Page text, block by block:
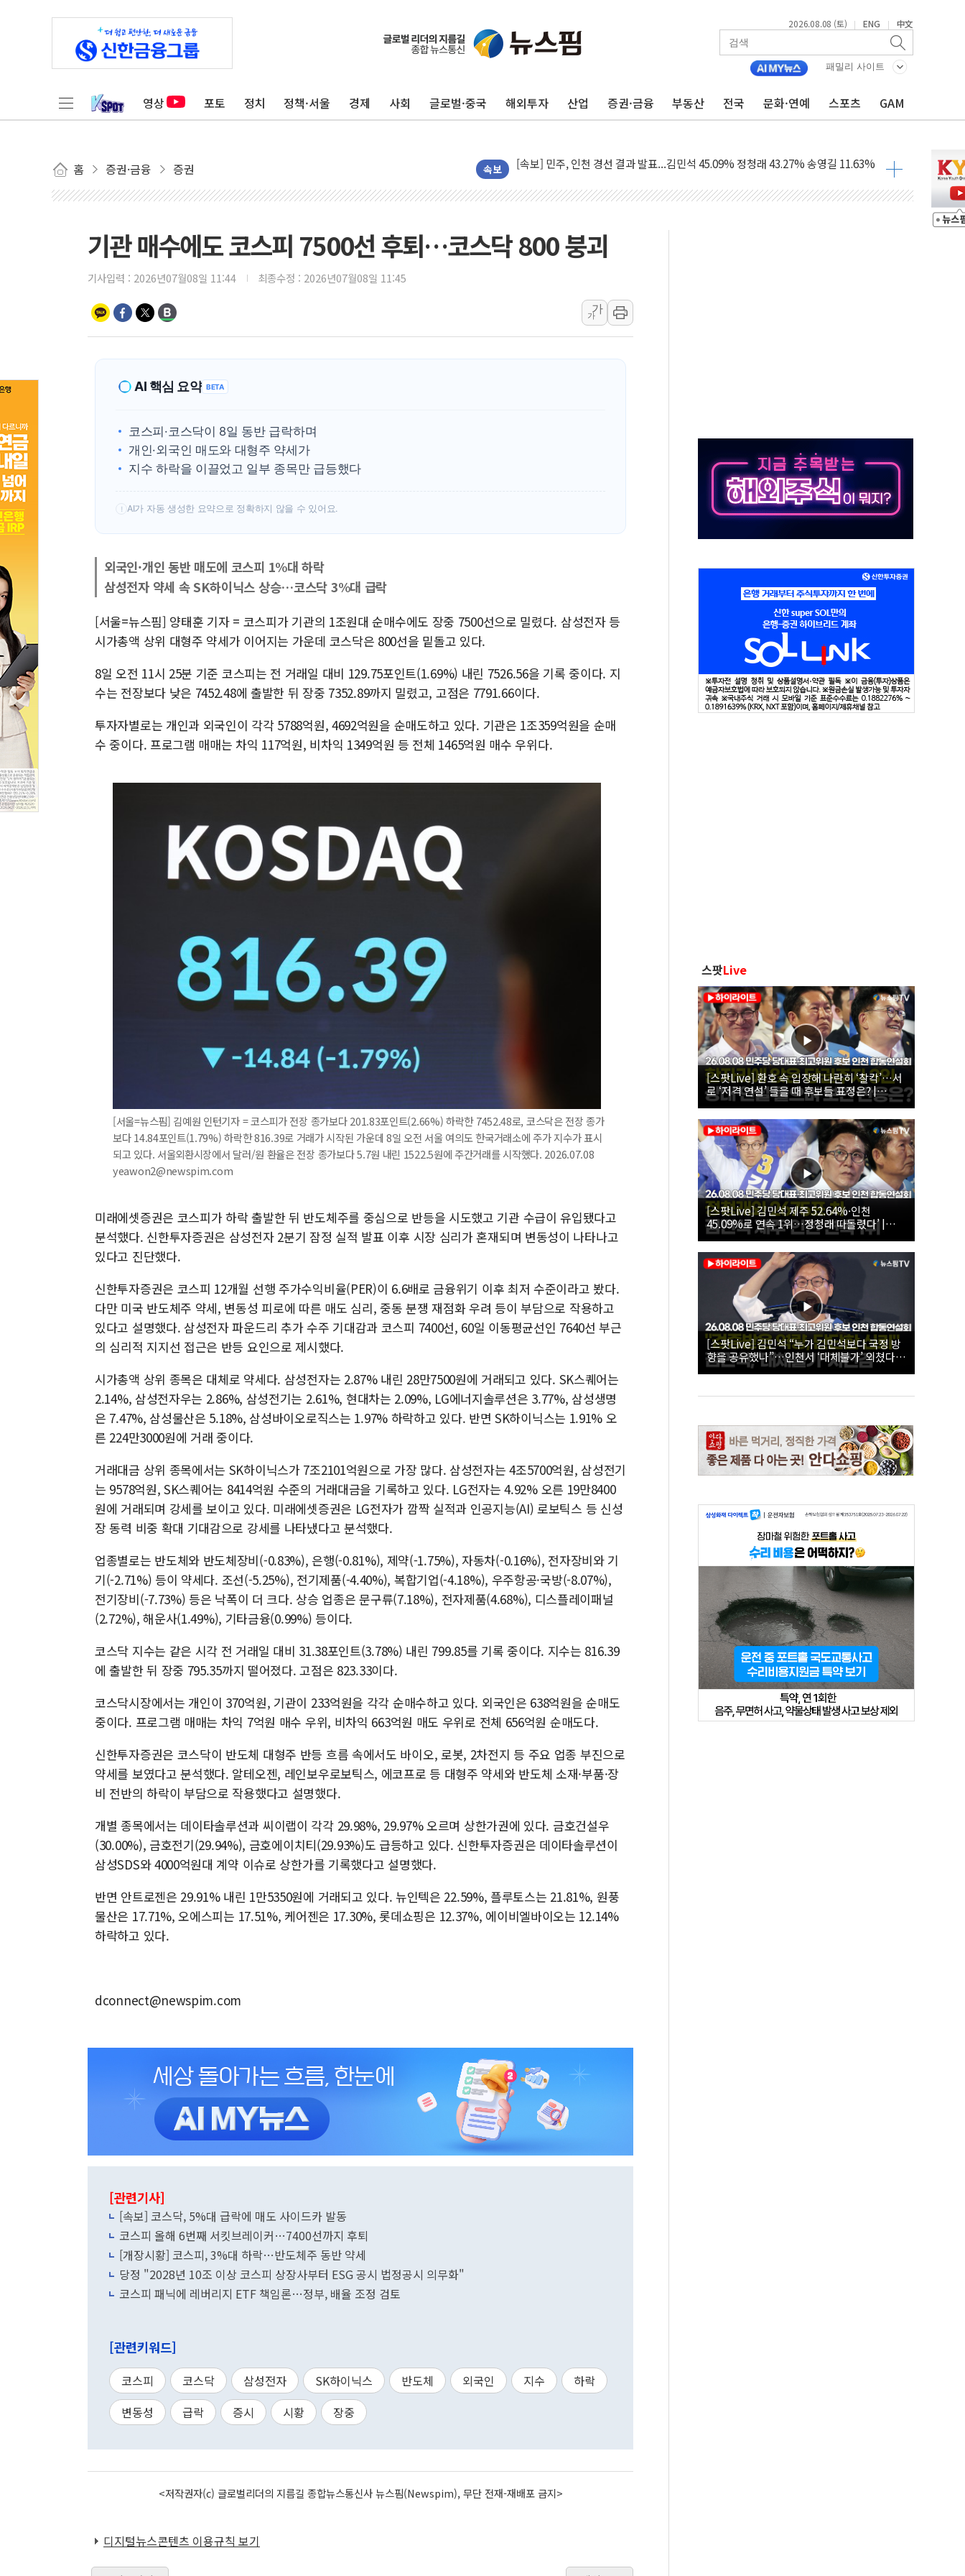
2026.08.08 (토) | ENG | 中文
패밀리 사이트
영상 포토 정치 정책·서울 경제 사회 글로벌·중국 해외투자 산업 증권·금융 부동산 전국 문화·연예 스포츠 GAM
홈 증권·금융 증권 속보
울진·영덕 '호우특보'-포항 '산사태 주의보'...경북도, 호우 피해·통제구간 없어
[종합] 김민석, 정청래에 '0.86%p' 차 재역전 성공...金 45.42% vs 鄭 44.56%
인천 합동연설회 나선 송영길·정청래·김민석 당대표 후보
인사하는 김민석 당대표 후보
[속보] 민주, 제주·인천 경선 결과 발표...김민석 47.75% 정청래 42.08%
[속보] 민주, 제주 경선 결과 발표...김민석 52.64% 정청래 39.89% 송영길 7.47%
이번주 국내 주요 금융일정(8.10~8.14)
강릉·동해·삼척 시간당 최대 50㎜ 폭우…강원 동해안 강한 비 이어져
폐기물 수거하다 참변…60대 환경미화원 수거차에 치여 사망
李대통령 "결혼 때문에 손해 보는 일 없게"…'결혼 페널티' 22개 과제 손본다
여수 오동도 인근 해상서 모터보트 전복…1명 사망·1명 실종
추미애, '위안부' 피해자 기림의 날 참석..."국제적 시민 연대로 목소리 내야"
인천 선재도 갯벌서 해루질 중 실종 60대 나흘만에 숨진 채 발견
기관 매수에도 코스피 7500선 후퇴…코스닥 800 붕괴
기사입력 : 2026년07월08일 11:44 최종수정 : 2026년07월08일 11:45
가
가
AI 핵심 요약 BETA
코스피·코스닥이 8일 동반 급락하며
개인·외국인 매도와 대형주 약세가
지수 하락을 이끌었고 일부 종목만 급등했다
! AI가 자동 생성한 요약으로 정확하지 않을 수 있어요.
외국인·개인 동반 매도에 코스피 1%대 하락
삼성전자 약세 속 SK하이닉스 상승…코스닥 3%대 급락
[서울=뉴스핌] 양태훈 기자 = 코스피가 기관의 1조원대 순매수에도 장중 7500선으로 밀렸다. 삼성전자 등
시가총액 상위 대형주 약세가 이어지는 가운데 코스닥은 800선을 밑돌고 있다.
8일 오전 11시 25분 기준 코스피는 전 거래일 대비 129.75포인트(1.69%) 내린 7526.56을 기록 중이다. 지
수는 전장보다 낮은 7452.48에 출발한 뒤 장중 7352.89까지 밀렸고, 고점은 7791.66이다.
투자자별로는 개인과 외국인이 각각 5788억원, 4692억원을 순매도하고 있다. 기관은 1조359억원을 순매
수 중이다. 프로그램 매매는 차익 117억원, 비차익 1349억원 등 전체 1465억원 매수 우위다.
[서울=뉴스핌] 김예원 인턴기자 = 코스피가 전장 종가보다 201.83포인트(2.66%) 하락한 7452.48로, 코스닥은 전장 종가
보다 14.84포인트(1.79%) 하락한 816.39로 거래가 시작된 가운데 8일 오전 서울 여의도 한국거래소에 주가 지수가 표시
되고 있다. 서울외환시장에서 달러/원 환율은 전장 종가보다 5.7원 내린 1522.5원에 주간거래를 시작했다. 2026.07.08
yeawon2@newspim.com
미래에셋증권은 코스피가 하락 출발한 뒤 반도체주를 중심으로 반등을 시도했고 기관 수급이 유입됐다고
분석했다. 신한투자증권은 삼성전자 2분기 잠정 실적 발표 이후 시장 심리가 혼재되며 변동성이 나타나고
있다고 진단했다.
신한투자증권은 코스피 12개월 선행 주가수익비율(PER)이 6.6배로 금융위기 이후 최저 수준이라고 봤다.
다만 미국 반도체주 약세, 변동성 피로에 따른 매도 심리, 중동 분쟁 재점화 우려 등이 부담으로 작용하고
있다고 설명했다. 삼성전자 파운드리 추가 수주 기대감과 코스피 7400선, 60일 이동평균선인 7640선 부근
의 심리적 지지선 접근은 반등 요인으로 제시했다.
시가총액 상위 종목은 대체로 약세다. 삼성전자는 2.87% 내린 28만7500원에 거래되고 있다. SK스퀘어는
2.14%, 삼성전자우는 2.86%, 삼성전기는 2.61%, 현대차는 2.09%, LG에너지솔루션은 3.77%, 삼성생명
은 7.47%, 삼성물산은 5.18%, 삼성바이오로직스는 1.97% 하락하고 있다. 반면 SK하이닉스는 1.91% 오
른 224만3000원에 거래 중이다.
거래대금 상위 종목에서는 SK하이닉스가 7조2101억원으로 가장 많다. 삼성전자는 4조5700억원, 삼성전기
는 9578억원, SK스퀘어는 8414억원 수준의 거래대금을 기록하고 있다. LG전자는 4.92% 오른 19만8400
원에 거래되며 강세를 보이고 있다. 미래에셋증권은 LG전자가 깜짝 실적과 인공지능(AI) 로보틱스 등 신성
장 동력 비중 확대 기대감으로 강세를 나타냈다고 분석했다.
업종별로는 반도체와 반도체장비(-0.83%), 은행(-0.81%), 제약(-1.75%), 자동차(-0.16%), 전자장비와 기
기(-2.71%) 등이 약세다. 조선(-5.25%), 전기제품(-4.40%), 복합기업(-4.18%), 우주항공·국방(-8.07%),
전기장비(-7.73%) 등은 낙폭이 더 크다. 상승 업종은 문구류(7.18%), 전자제품(4.68%), 디스플레이패널
(2.72%), 해운사(1.49%), 기타금융(0.99%) 등이다.
코스닥 지수는 같은 시각 전 거래일 대비 31.38포인트(3.78%) 내린 799.85를 기록 중이다. 지수는 816.39
에 출발한 뒤 장중 795.35까지 떨어졌다. 고점은 823.33이다.
코스닥시장에서는 개인이 370억원, 기관이 233억원을 각각 순매수하고 있다. 외국인은 638억원을 순매도
중이다. 프로그램 매매는 차익 7억원 매수 우위, 비차익 663억원 매도 우위로 전체 656억원 순매도다.
신한투자증권은 코스닥이 반도체 대형주 반등 흐름 속에서도 바이오, 로봇, 2차전지 등 주요 업종 부진으로
약세를 보였다고 분석했다. 알테오젠, 레인보우로보틱스, 에코프로 등 대형주 약세와 반도체 소재·부품·장
비 전반의 하락이 부담으로 작용했다고 설명했다.
개별 종목에서는 데이타솔루션과 씨이랩이 각각 29.98%, 29.97% 오르며 상한가권에 있다. 금호건설우
(30.00%), 금호전기(29.94%), 금호에이치티(29.93%)도 급등하고 있다. 신한투자증권은 데이타솔루션이
삼성SDS와 4000억원대 계약 이슈로 상한가를 기록했다고 설명했다.
반면 안트로젠은 29.91% 내린 1만5350원에 거래되고 있다. 뉴인텍은 22.59%, 플루토스는 21.81%, 원풍
물산은 17.71%, 오에스피는 17.51%, 케어젠은 17.30%, 롯데쇼핑은 12.37%, 에이비엘바이오는 12.14%
하락하고 있다.
dconnect@newspim.com
[관련기사]
[속보] 코스닥, 5%대 급락에 매도 사이드카 발동
코스피 올해 6번째 서킷브레이커…7400선까지 후퇴
[개장시황] 코스피, 3%대 하락…반도체주 동반 약세
당정 "2028년 10조 이상 코스피 상장사부터 ESG 공시 법정공시 의무화"
코스피 패닉에 레버리지 ETF 책임론…정부, 배율 조정 검토
[관련키워드]
코스피 코스닥 삼성전자 SK하이닉스 반도체 외국인 지수
하락
변동성
급락 증시 시황 장중
<저작권자(c) 글로벌리더의 지름길 종합뉴스통신사 뉴스핌(Newspim), 무단 전재-재배포 금지>
디지털뉴스콘텐츠 이용규칙 보기
스팟Live
[스팟Live] 환호 속 입장해 나란히 ‘찰칵’…서
로 ‘저격 연설’ 들을 때 후보들 표정은? |
26.08.08 더불어민주당 당대표·최고위원 후
보 인천 합동연설회
[스팟Live] 김민석 제주 52.64%·인천
45.09%로 연속 1위…정청래 따돌렸다’ |
26.08.08 더불어민주당 당대표·최고위원 후
보 인천 합동연설회
[스팟Live] 김민석 “누가 김민석보다 국정 방
향을 공유했나”…인천서 ‘대체불가’ 외쳤다 |
26.08.08 더불어민주당 당대표·최고위원 후